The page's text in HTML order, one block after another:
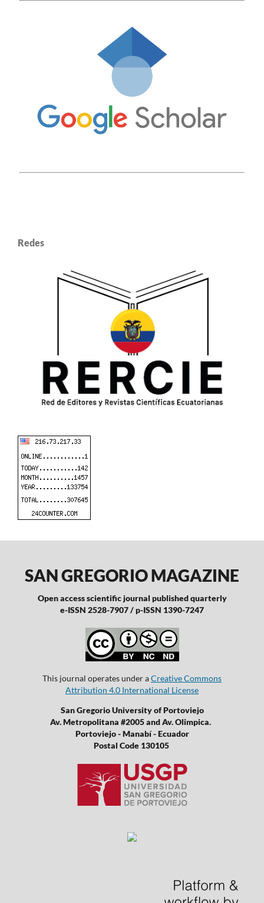
Redes
SAN GREGORIO MAGAZINE
Open access scientific journal published quarterly
e-ISSN 2528-7907 / p-ISSN 1390-7247
This journal operates under aCreative Commons
Attribution 4.0 International License
San Gregorio University of Portoviejo
Av. Metropolitana #2005 and Av. Olimpica.
Portoviejo - Manabí - Ecuador
Postal Code 130105